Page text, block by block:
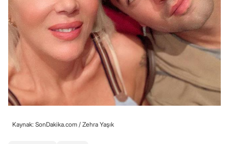
Kaynak: SonDakika.com / Zehra Yaşık